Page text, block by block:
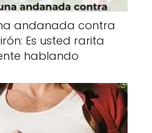
andanada contra
Es usted rarita
hablando